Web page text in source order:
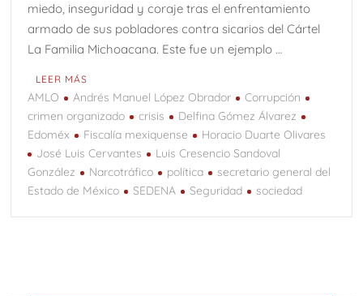
miedo, inseguridad y coraje tras el enfrentamiento
armado de sus pobladores contra sicarios del Cártel
La Familia Michoacana. Este fue un ejemplo …
LEER MÁS
AMLO Andrés Manuel López Obrador
Corrupción
crimen organizado
crisis
Delfina Gómez Álvarez
Edoméx
Fiscalía mexiquense
Horacio Duarte Olivares
José Luis Cervantes
Luis Cresencio Sandoval
González
Narcotráfico política
secretario general del
Estado de México
SEDENA Seguridad sociedad